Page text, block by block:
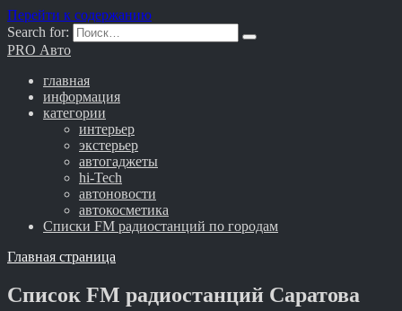
Перейти к содержанию
Search for:
PRO Авто
главная
информация
категории
интерьер
экстерьер
автогаджеты
hi-Tech
автоновости
автокосметика
Списки FM радиостанций по городам
Главная страница
Список FM радиостанций Саратова